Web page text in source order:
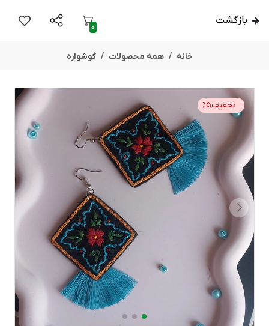
بازگشت
0
خانه همه محصولات گوشواره
تخفیف %5